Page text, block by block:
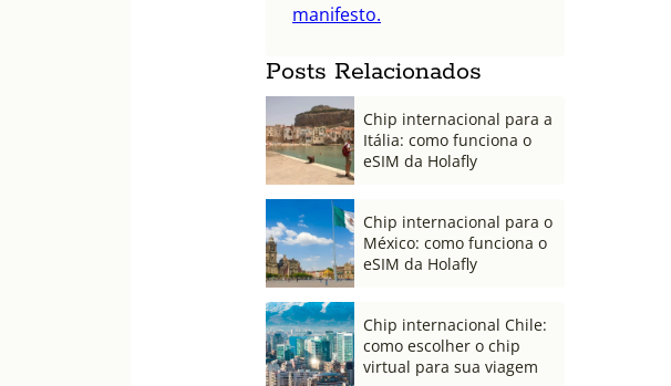
manifesto.
Posts Relacionados
Chip internacional para a
Itália: como funciona o
eSIM da Holafly
Chip internacional para o
México: como funciona o
eSIM da Holafly
Chip internacional Chile:
como escolher o chip
virtual para sua viagem